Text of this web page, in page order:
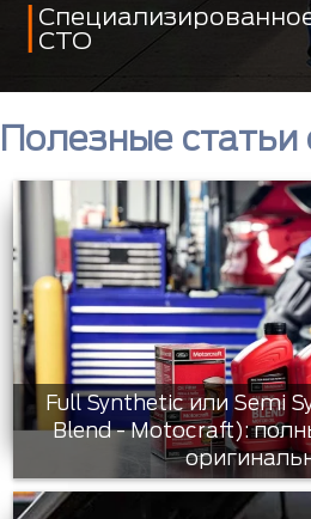
СТО
Полезные статьи
Full Synthetic или Semi
Blend - Motocraft):